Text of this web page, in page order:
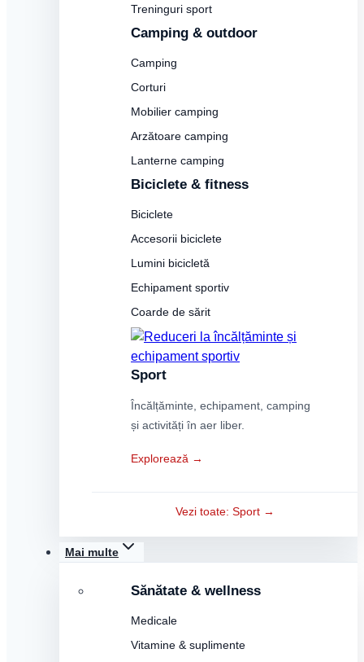
Treninguri sport
Camping & outdoor
Camping
Corturi
Mobilier camping
Arzătoare camping
Lanterne camping
Biciclete & fitness
Biciclete
Accesorii biciclete
Lumini bicicletă
Echipament sportiv
Coarde de sărit
Sport
Încălțăminte, echipament, camping
și activități în aer liber.
Explorează →
Vezi toate: Sport →
Mai multe
Sănătate & wellness
Medicale
Vitamine & suplimente